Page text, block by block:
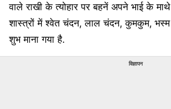
वाले राखी के त्योहार पर बहनें अपने भाई के
शास्त्रों में श्वेत चंदन, लाल चंदन, कुमकुम,
शुभ माना गया है.
विज्ञापन